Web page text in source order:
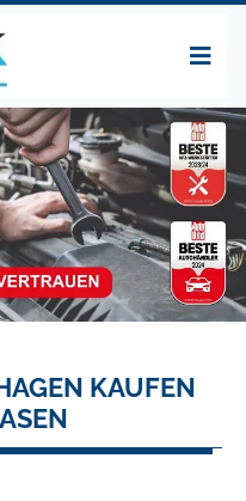
KAUFEN